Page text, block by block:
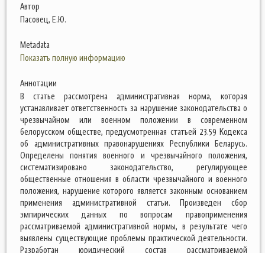
Автор
Пасовец, Е.Ю.
Metadata
Показать полную информацию
Аннотации
В статье рассмотрена административная норма, которая
устанавливает ответственность за нарушение законодательства о
чрезвычайном или военном положении в современном
белорусском обществе, предусмотренная статьей 23.59 Кодекса
об административных правонарушениях Республики Беларусь.
Определены понятия военного и чрезвычайного положения,
систематизировано законодательство, регулирующее
общественные отношения в области чрезвычайного и военного
положения, нарушение которого является законным основанием
применения административной статьи. Произведен сбор
эмпирических данных по вопросам правоприменения
рассматриваемой административной нормы, в результате чего
выявлены существующие проблемы практической деятельности.
Разработан юридический состав рассматриваемой